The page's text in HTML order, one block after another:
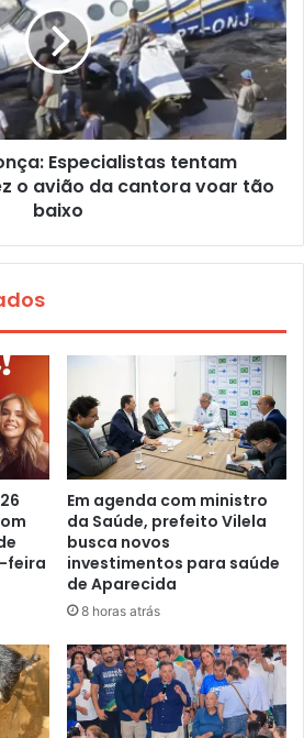
Especialistas tentam
o avião da cantora voar tão
baixo
feira
Em agenda com ministro
da Saúde, prefeito Vilela
busca novos
investimentos para saúde
de Aparecida
8 horas atrás